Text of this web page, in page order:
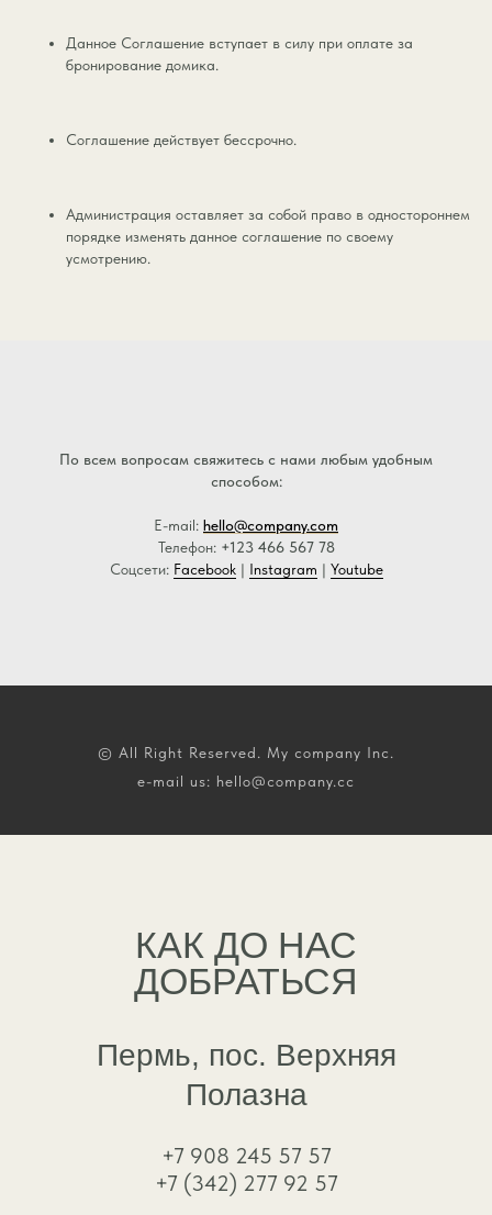
Данное Соглашение вступает в силу при оплате за
бронирование домика.
Соглашение действует бессрочно.
Администрация оставляет за собой право в одностороннем
порядке изменять данное соглашение по своему
усмотрению.
По всем вопросам свяжитесь с нами любым удобным
способом:
E-mail: hello@company.com
Телефон: +123 466 567 78
Соцсети: Facebook| Instagram | Youtube
© All Right Reserved. My company Inc.
e-mail us: hello@company.cc